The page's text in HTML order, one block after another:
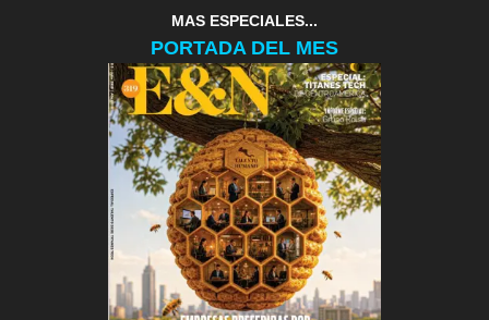
MAS ESPECIALES...
PORTADA DEL MES